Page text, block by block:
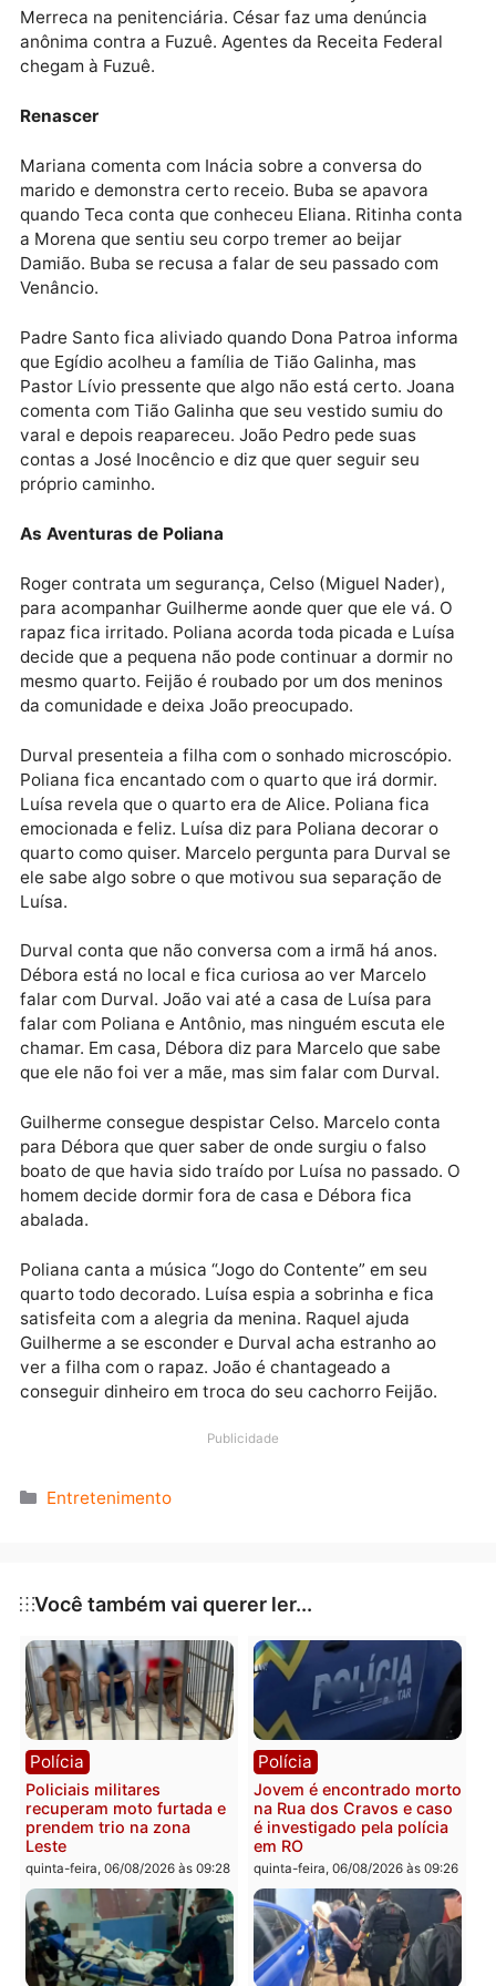
César e Preciosa são presos. Bebel e Heitor se
preocupam com a prisão de Preciosa. Começa o
julgamento de Pascoal. Rebeca avisa a Bebel que ela
depoimento de Luna. César se irrita ao descobrir que
Miguel colocou uma escuta em seu quarto e
vingança.
Francisco pede Soraya em casamento. A Juíza lê a
sentença de Pascoal. Mercedes e Bianca percebem
Merreca na penitenciária. César faz uma denúncia
anônima contra a Fuzuê. Agentes da Receita Federal
chegam à Fuzuê.
Renascer
marido e demonstra certo receio. Buba se apavora
a Morena que sentiu seu corpo tremer ao beijar
Damião. Buba se recusa a falar de seu passado com
Venâncio.
Padre Santo fica aliviado quando Dona Patroa
Pastor Lívio pressente que algo não está certo.
comenta com Tião Galinha que seu vestido sumiu do
varal e depois reapareceu. João Pedro pede suas
contas a José Inocêncio e diz que quer seguir seu
próprio caminho.
Roger contrata um segurança, Celso (Miguel Nader),
para acompanhar Guilherme aonde quer que ele vá.
rapaz fica irritado. Poliana acorda toda picada e
decide que a pequena não pode continuar a dormir
mesmo quarto. Feijão é roubado por um dos meninos
da comunidade e deixa João preocupado.
Durval presenteia a filha com o sonhado
Poliana fica encantado com o quarto que irá dormir.
Luísa revela que o quarto era de Alice. Poliana fica
quarto como quiser. Marcelo pergunta para Durval
ele sabe algo sobre o que motivou sua separação de
Luísa.
Durval conta que não conversa com a irmã há anos.
falar com Durval. João vai até a casa de Luísa para
chamar. Em casa, Débora diz para Marcelo que sabe
para Débora que quer saber de onde surgiu o falso
homem decide dormir fora de casa e Débora fica
abalada.
Poliana canta a música “Jogo do Contente” em seu
quarto todo decorado. Luísa espia a sobrinha e fica
satisfeita com a alegria da menina. Raquel ajuda
Guilherme a se esconder e Durval acha estranho ao
ver a filha com o rapaz. João é chantageado a
conseguir dinheiro em troca do seu cachorro Feijão.
Publicidade